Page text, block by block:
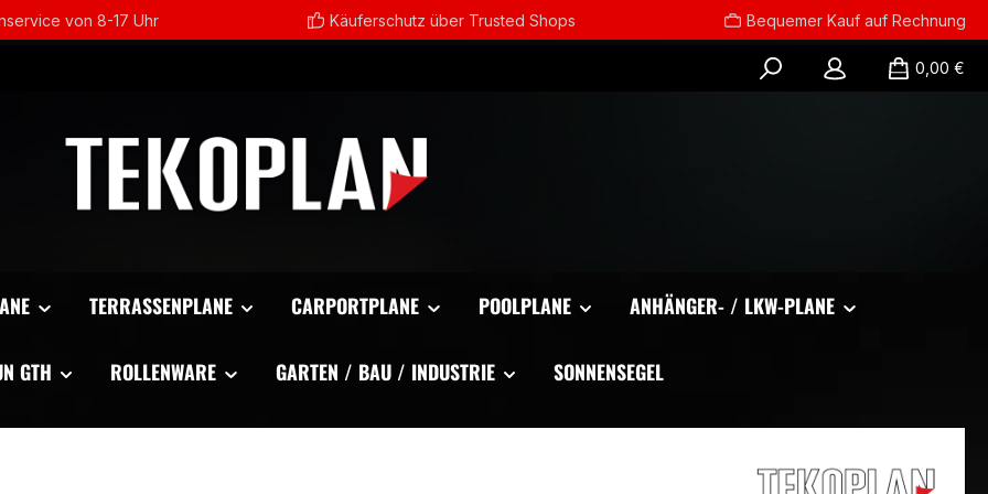
von 8-17 Uhr Käuferschutz über Trusted Shops Bequemer Kauf auf Rechnung
0,00 €
TERRASSENPLANE CARPORTPLANE POOLPLANE ANHÄNGER- / LKW-PLANE
GTH ROLLENWARE GARTEN / BAU / INDUSTRIE SONNENSEGEL